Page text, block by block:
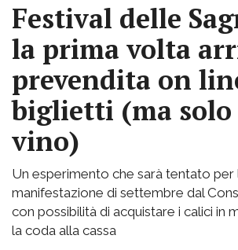
Festival delle
la prima volta
prevendita on
biglietti (ma
vino)
Un esperimento che sarà tentato per
manifestazione di settembre dal
con possibilità di acquistare i calici in
la coda alla cassa